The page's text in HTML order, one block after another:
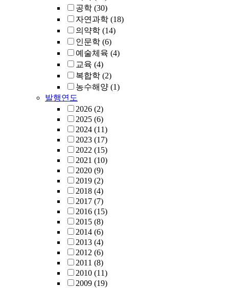
공학 (30)
자연과학 (18)
의약학 (14)
인문학 (6)
예술체육 (4)
교육 (4)
복합학 (2)
농수해양 (1)
발행연도
2026 (2)
2025 (6)
2024 (11)
2023 (17)
2022 (15)
2021 (10)
2020 (9)
2019 (2)
2018 (4)
2017 (7)
2016 (15)
2015 (8)
2014 (6)
2013 (4)
2012 (6)
2011 (8)
2010 (11)
2009 (19)